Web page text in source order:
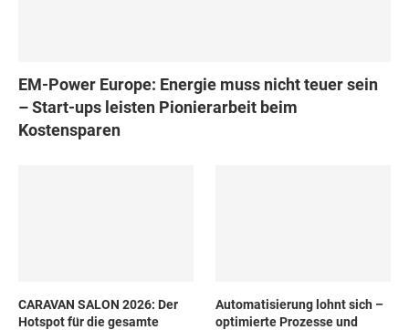
EM-Power Europe: Energie muss nicht teuer sein
– Start-ups leisten Pionierarbeit beim
Kostensparen
CARAVAN SALON 2026: Der
Hotspot für die gesamte
Automatisierung lohnt sich –
optimierte Prozesse und